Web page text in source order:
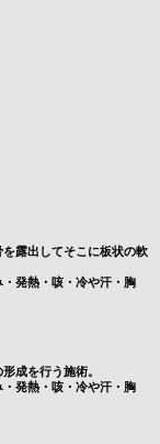
露出してそこに板状の軟
発熱・咳・冷や汗・胸
成を行う施術。
発熱・咳・冷や汗・胸